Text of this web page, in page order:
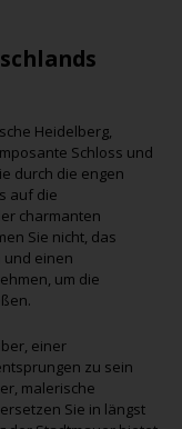
Heidelberg,
Schloss und
durch die engen
auf die
charmanten
Sie nicht, das
und einen
um die
einer
zu sein
malerische
Sie in längst